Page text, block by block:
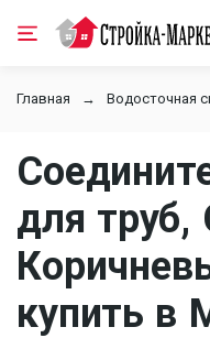
Главная Водосточная
для труб,
купить в